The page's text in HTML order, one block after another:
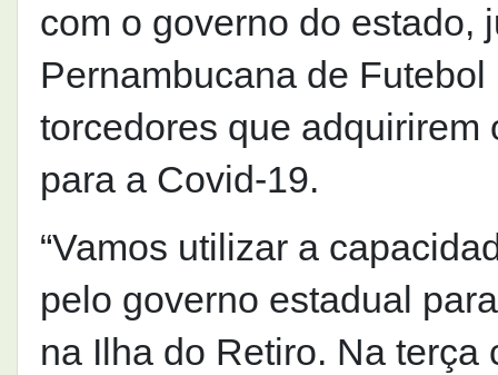
com o governo do estado,
Pernambucana de
torcedores que adquirirem
para a Covid-19.
“Vamos utilizar a
pelo governo estadual
na Ilha do Retiro. Na